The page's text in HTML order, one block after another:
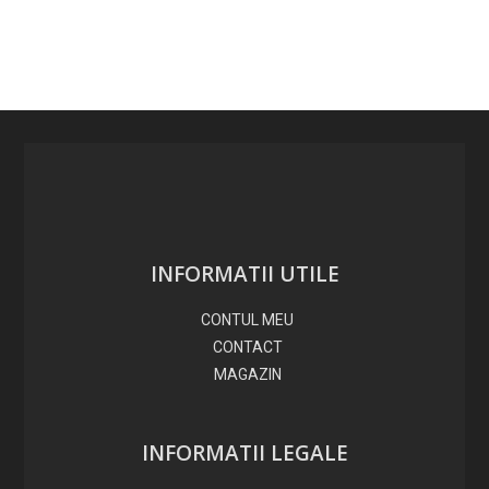
INFORMATII UTILE
CONTUL MEU
CONTACT
MAGAZIN
INFORMATII LEGALE